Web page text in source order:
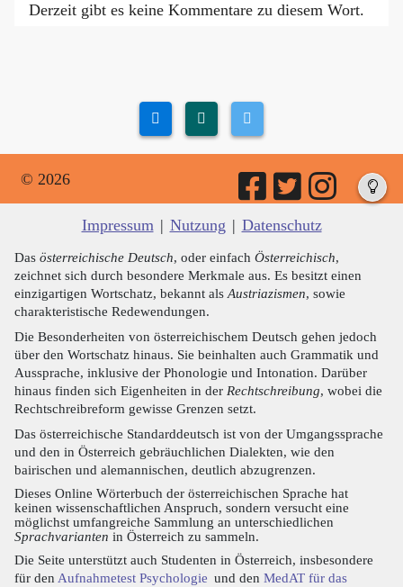
Derzeit gibt es keine Kommentare zu diesem Wort.
© 2026
Impressum | Nutzung | Datenschutz
Das österreichische Deutsch, oder einfach Österreichisch,
zeichnet sich durch besondere Merkmale aus. Es besitzt einen
einzigartigen Wortschatz, bekannt alsAustriazismen, sowie
charakteristische Redewendungen.
Die Besonderheiten von österreichischem Deutsch gehen jedoch
über den Wortschatz hinaus. Sie beinhalten auch Grammatik und
Aussprache, inklusive der Phonologie und Intonation. Darüber
hinaus finden sich Eigenheiten in der Rechtschreibung, wobei die
Rechtschreibreform gewisse Grenzen setzt.
Das österreichische Standarddeutsch ist von der Umgangssprache
und den in Österreich gebräuchlichen Dialekten, wie den
bairischen und alemannischen, deutlich abzugrenzen.
Dieses Online Wörterbuch der österreichischen Sprache hat
keinen wissenschaftlichen Anspruch, sondern versucht eine
möglichst umfangreiche Sammlung an unterschiedlichen
Sprachvarianten in Österreich zu sammeln.
Die Seite unterstützt auch Studenten in Österreich, insbesondere
für den Aufnahmetest Psychologie und den MedAT für das